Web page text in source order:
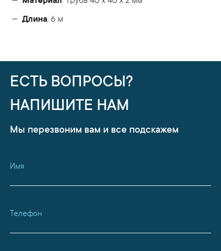
Длина: 6 м
ЕСТЬ ВОПРОСЫ?
НАПИШИТЕ НАМ
Мы перезвоним вам и все подскажем
Имя
Телефон